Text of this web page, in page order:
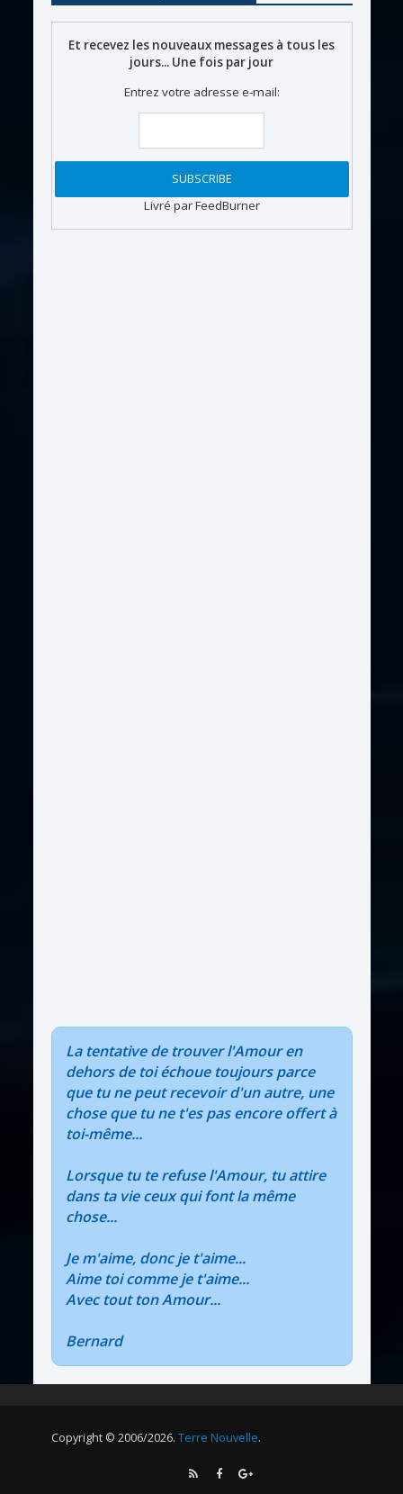
Et recevez les nouveaux messages à tous les
jours... Une fois par jour
Entrez votre adresse e-mail:
Livré par FeedBurner
La tentative de trouver l'Amour en
dehors de toi échoue toujours parce
que tu ne peut recevoir d'un autre, une
chose que tu ne t'es pas encore offert à
toi-même...
Lorsque tu te refuse l'Amour, tu attire
dans ta vie ceux qui font la même
chose...
Je m'aime, donc je t'aime...
Aime toi comme je t'aime...
Avec tout ton Amour...
Bernard
Copyright © 2006/2026. Terre Nouvelle.